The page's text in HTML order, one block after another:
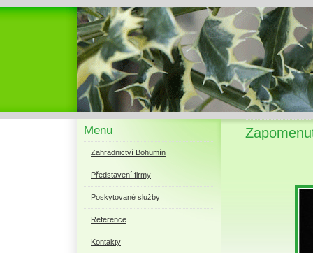
Menu
Zahradnictví Bohumín
Představení firmy
Poskytované služby
Reference
Kontakty